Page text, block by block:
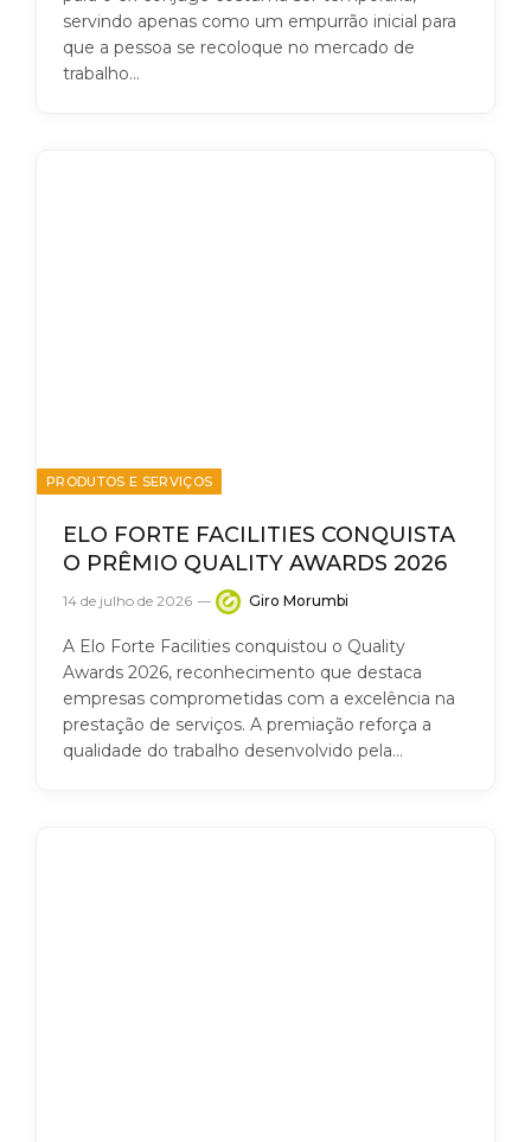
servindo apenas como um empurrão inicial para
que a pessoa se recoloque no mercado de
trabalho…
PRODUTOS E SERVIÇOS
ELO FORTE FACILITIES CONQUISTA
O PRÊMIO QUALITY AWARDS 2026
14 de julho de 2026 Giro Morumbi
A Elo Forte Facilities conquistou o Quality
Awards 2026, reconhecimento que destaca
empresas comprometidas com a excelência na
prestação de serviços. A premiação reforça a
qualidade do trabalho desenvolvido pela…